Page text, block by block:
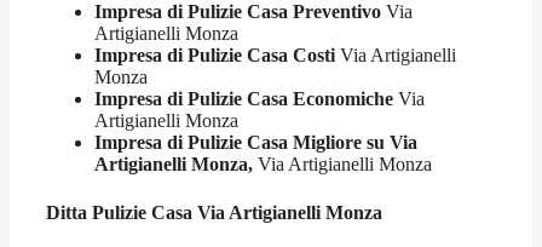
Impresa di Pulizie Casa Preventivo Via
Artigianelli Monza
Impresa di Pulizie Casa CostiVia Artigianelli
Monza
Impresa di Pulizie Casa Economiche Via
Artigianelli Monza
Impresa di Pulizie Casa Migliore su Via
Artigianelli Monza, Via Artigianelli Monza
Ditta Pulizie Casa Via Artigianelli Monza